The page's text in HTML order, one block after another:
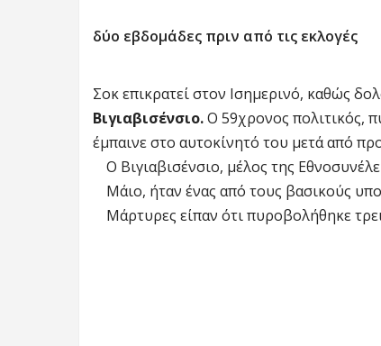
δύο εβδομάδες πριν από τις εκλογές
Σοκ επικρατεί στον Ισημερινό, καθώς
Βιγιαβισένσιο.Ο 59χρονος πολιτικός,
έμπαινε στο αυτοκίνητό του μετά από
Ο Βιγιαβισένσιο, μέλος της
Μάιο, ήταν ένας από τους βασικούς
Μάρτυρες είπαν ότι πυροβολήθηκε